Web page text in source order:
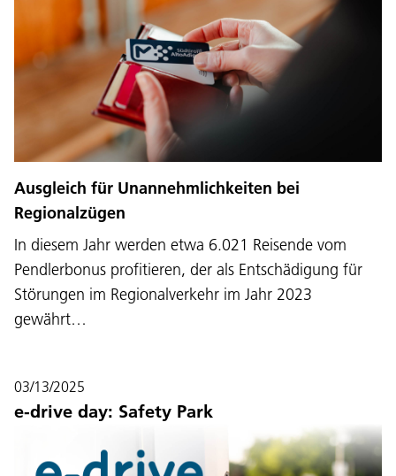
Ausgleich für Unannehmlichkeiten bei
Regionalzügen
In diesem Jahr werden etwa 6.021 Reisende vom
Pendlerbonus profitieren, der als Entschädigung für
Störungen im Regionalverkehr im Jahr 2023
gewährt…
03/13/2025
e-drive day: Safety Park